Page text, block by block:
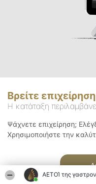
ΑΕΤΟΊ της
Βρείτε επιχείρηση
Η κατάταξη
Ψάχνετε επιχείρηση;
Χρησιμοποιήστε την